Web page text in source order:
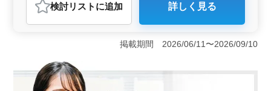
おすすめポイント
＜働きやすさ＞ 駅から徒歩9分の好立地で、車通勤も可
能です。完全週休2日制で残業も少なめなので、仕事とプ
ライベートのバランスが取りやすい環境です。50代や60
代のシニア世代も活躍中で、経験を活かして働けま
す。 ＜仕事内容＞ 訪問看護のお仕事です。バイタ
ルチェックや医療機器の管理・指導、認知症や精神疾患
検討リスト に追加 詳しく見る
掲載期間 2026/06/11〜2026/09/10